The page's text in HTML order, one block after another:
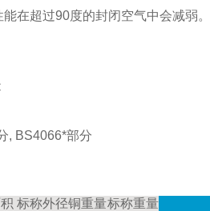
在超过90度的封闭空气中会减弱。
部分
标称外径铜重量标称重量